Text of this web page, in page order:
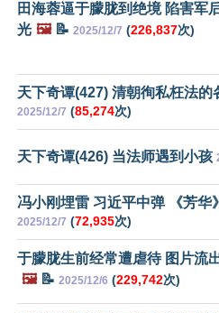
田海蓉逼于朦胧到绝境 陷害军
光 🖼️📝 2025/12/7 (226,837次)
天下奇谭(427) 清朝徇私枉法的
2025/12/7 (85,274次)
天下奇谭(426) 当法师遇到小孩
冯小刚埋雷 习近平中弹 《芳华
2025/12/7 (72,935次)
于朦胧生前经常遭虐待 图片流
🖼️📝 2025/12/6 (229,742次)